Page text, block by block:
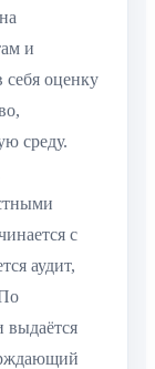
и
себя оценку
среду.
с
аудит,
выдаётся